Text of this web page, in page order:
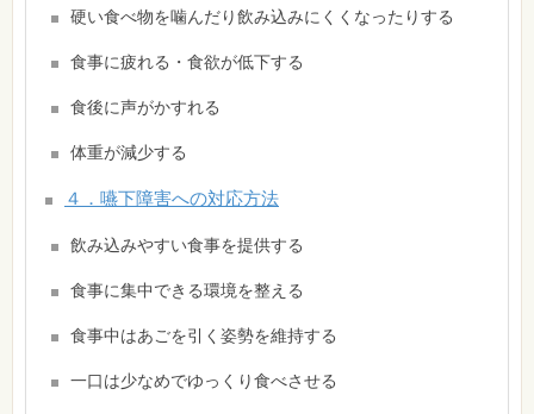
硬い食べ物を噛んだり飲み込みにくくなったりする
食事に疲れる・食欲が低下する
食後に声がかすれる
体重が減少する
４．嚥下障害への対応方法
飲み込みやすい食事を提供する
食事に集中できる環境を整える
食事中はあごを引く姿勢を維持する
一口は少なめでゆっくり食べさせる